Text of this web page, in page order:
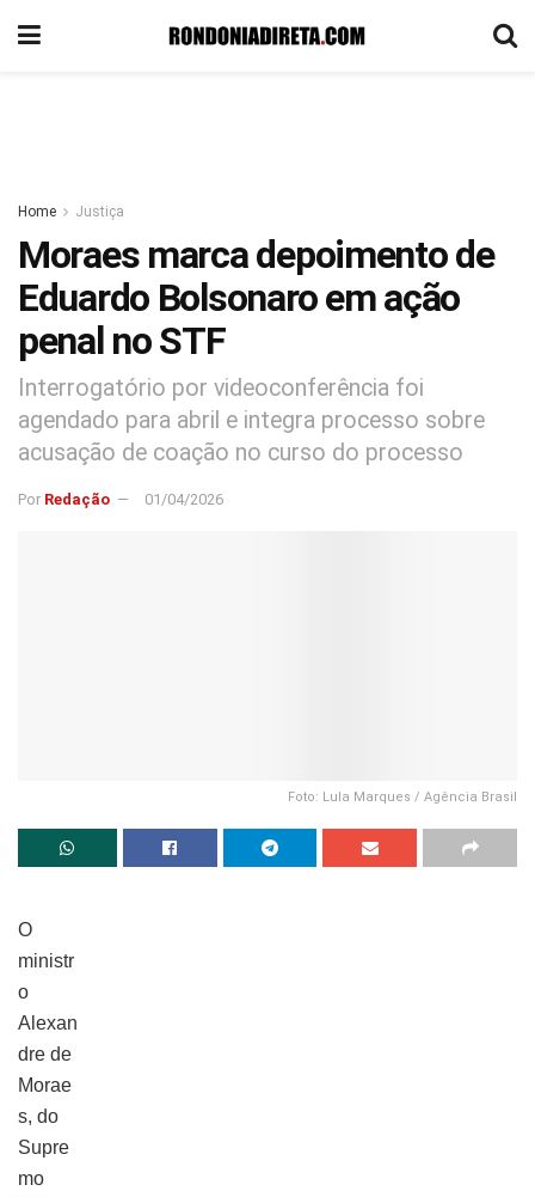
Home Justiça
Moraes marca depoimento de
Eduardo Bolsonaro em ação
penal no STF
Interrogatório por videoconferência foi
agendado para abril e integra processo sobre
acusação de coação no curso do processo
Por Redação 01/04/2026
Foto: Lula Marques / Agência Brasil
O
ministr
o
Alexan
dre de
Morae
s, do
Supre
mo